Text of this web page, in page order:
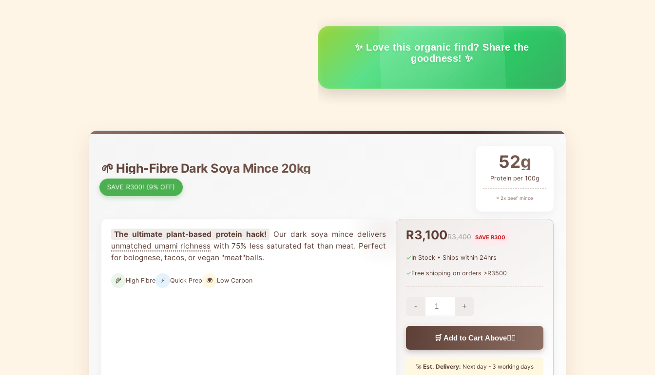
✨ Love this organic find? Share the
goodness! ✨
🌱 High-Fibre Dark Soya Mince 20kg
SAVE R300! (9% OFF)
52g
Protein per 100g
= 2x beef mince
The ultimate plant-based protein hack!
Our dark soya mince delivers
unmatched umami richness with 75% less saturated fat than meat. Perfect
for bolognese, tacos, or vegan "meat"balls.
🌾 High Fibre ⚡ Quick Prep 🌍 Low Carbon
R3,100R3,400 SAVE R300
✓In Stock • Ships within 24hrs
✓Free shipping on orders >R3500
- +
🛒 Add to Cart Above👆🏼
🚀 Est. Delivery: Next day - 3 working days